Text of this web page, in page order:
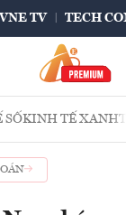
VNE TV TECH
SỐKINH TẾ XANH